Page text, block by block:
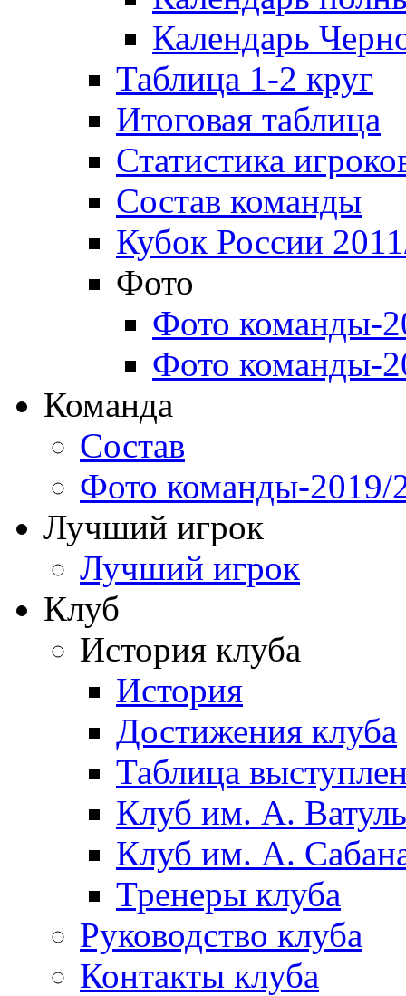
Календарь
Таблица 1-2 круг
Итоговая таблица
Статистика
Состав команды
Кубок России
Фото
Фото команды-
Фото команды-
Команда
Состав
Фото команды-2019/
Лучший игрок
Лучший игрок
Клуб
История клуба
История
Достижения клуба
Таблица
Клуб им. А.
Клуб им. А.
Тренеры клуба
Руководство клуба
Контакты клуба